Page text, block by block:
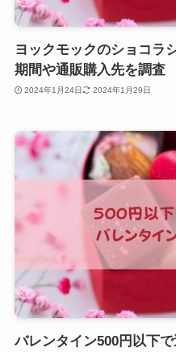
ヨックモックのショコラ
期間や通販購入先を調査
2024年1月24日 2024年1月29日
バレンタイン500円以下